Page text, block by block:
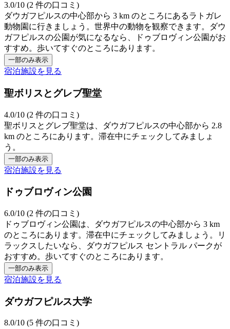
3.0/10 (2 件の口コミ)
ダウガフピルスの中心部から 3 km のところにあるラトガレ
動物園に行きましょう。世界中の動物を観察できます。ダウ
ガフピルスの公園が気になるなら、ドゥブロヴィン公園がお
すすめ。歩いてすぐのところにあります。
一部のみ表示
宿泊施設を見る
聖ボリスとグレブ聖堂
4.0/10 (2 件の口コミ)
聖ボリスとグレブ聖堂は、ダウガフピルスの中心部から 2.8
km のところにあります。滞在中にチェックしてみましょ
う。
一部のみ表示
宿泊施設を見る
ドゥブロヴィン公園
6.0/10 (2 件の口コミ)
ドゥブロヴィン公園は、ダウガフピルスの中心部から 3 km
のところにあります。滞在中にチェックしてみましょう。リ
ラックスしたいなら、ダウガフピルス セントラル パークが
おすすめ。歩いてすぐのところにあります。
一部のみ表示
宿泊施設を見る
ダウガフピルス大学
8.0/10 (5 件の口コミ)